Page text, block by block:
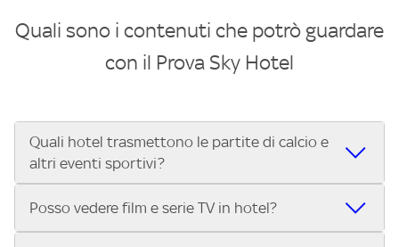
Quali sono i contenuti che potrò guardare
con il Prova Sky Hotel
Quali hotel trasmettono le partite di calcio e
altri eventi sportivi?
Se cerchi un hotel dove poter vedere le partite di Serie A,
Posso vedere film e serie TV in hotel?